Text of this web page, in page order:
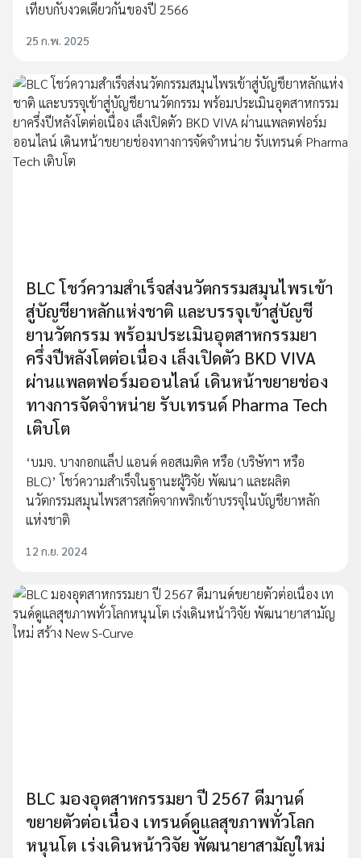
เทียบกับงวดเดียวกันของปี 2566
25 ก.พ. 2025
BLC โชว์ความสำเร็จส่งนวัตกรรมสมุนไพรเข้า
สู่บัญชียาหลักแห่งชาติ และบรรจุเข้าสู่บัญชี
ยานวัตกรรม พร้อมประเมินอุตสาหกรรมยา
ครึ่งปีหลังโตต่อเนื่อง เล็งเปิดตัว BKD VIVA
ผ่านแพลตฟอร์มออนไลน์ เดินหน้าขยายช่อง
ทางการจัดจำหน่าย รับเทรนด์ Pharma Tech
เติบโต
‘บมจ. บางกอกแล็ป แอนด์ คอสเมติค หรือ (บริษัทฯ หรือ
BLC)’ โชว์ความสำเร็จในฐานะผู้วิจัย พัฒนา และผลิต
นวัตกรรมสมุนไพรสารสกัดจากพริกเข้าบรรจุในบัญชียาหลัก
แห่งชาติ
12 ก.ย. 2024
BLC มองอุตสาหกรรมยา ปี 2567 ดีมานด์
ขยายตัวต่อเนื่อง เทรนด์ดูแลสุขภาพทั่วโลก
หนุนโต เร่งเดินหน้าวิจัย พัฒนายาสามัญใหม่